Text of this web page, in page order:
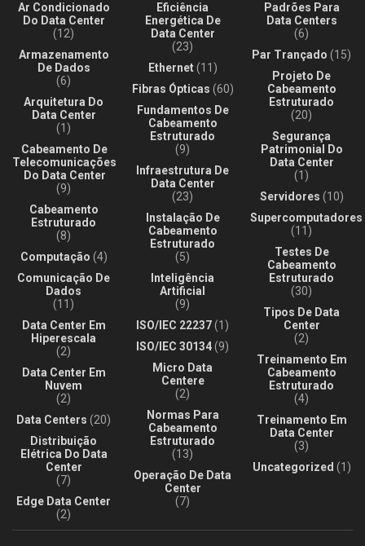
Ar Condicionado
Do Data Center
(12)
Armazenamento
De Dados
(6)
Arquitetura Do
Data Center
(1)
Cabeamento De
Telecomunicações
Do Data Center
(9)
Cabeamento
Estruturado
(8)
Computação (4)
Comunicação De
Dados
(11)
Data Center Em
Hiperescala
(2)
Data Center Em
Nuvem
(2)
Data Centers (20)
Distribuição
Elétrica Do Data
Center
(7)
Edge Data Center
(2)
Eficiência
Energética De
Data Center
(23)
Ethernet(11)
Fibras Ópticas (60)
Fundamentos De
Cabeamento
Estruturado
(9)
Infraestrutura De
Data Center
(23)
Instalação De
Cabeamento
Estruturado
(5)
Inteligência
Artificial
(9)
ISO/IEC 22237(1)
ISO/IEC 30134(9)
Micro Data
Centere
(2)
Normas Para
Cabeamento
Estruturado
(13)
Operação De Data
Center
(7)
Padrões Para
Data Centers
(6)
Par Trançado (15)
Projeto De
Cabeamento
Estruturado
(20)
Segurança
Patrimonial Do
Data Center
(1)
Servidores (10)
Supercomputadores
(11)
Testes De
Cabeamento
Estruturado
(30)
Tipos De Data
Center
(2)
Treinamento Em
Cabeamento
Estruturado
(4)
Treinamento Em
Data Center
(3)
Uncategorized (1)